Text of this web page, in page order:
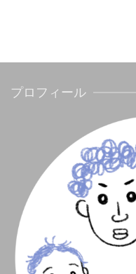
プロフィール